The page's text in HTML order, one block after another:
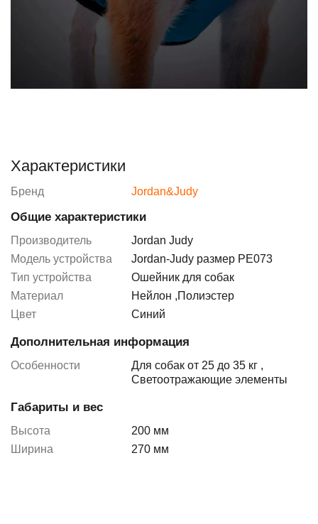
Характеристики
Бренд Jordan&Judy
Общие характеристики
Производитель
Jordan Judy
Модель устройства
Jordan-Judy размер PE073
Тип устройства
Ошейник для собак
Материал
Нейлон , Полиэстер
Цвет
Синий
Дополнительная информация
Особенности Для собак от 25 до 35 кг ,
Светоотражающие элементы
Габариты и вес
Высота
200 мм
Ширина
270 мм